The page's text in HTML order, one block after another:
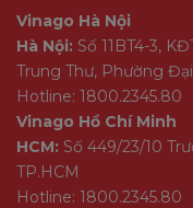
Vinago Hà Nội
Hà Nội: Số 11BT4-3,
Trung Thư, Phường
Hotline: 1800.2345.80
Vinago Hồ Chí Minh
HCM: Số 449/23/10
TP.HCM
Hotline: 1800.2345.80